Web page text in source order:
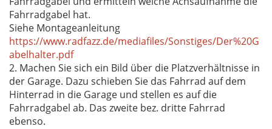
Fahrradgabel hat.
Siehe Montageanleitung
https://www.radfazz.de/mediafiles/Sonstiges/Der%20G
abelhalter.pdf
2. Machen Sie sich ein Bild über die Platzverhältnisse in
der Garage. Dazu schieben Sie das Fahrrad auf dem
Hinterrad in die Garage und stellen es auf die
Fahrradgabel ab. Das zweite bez. dritte Fahrrad
ebenso.